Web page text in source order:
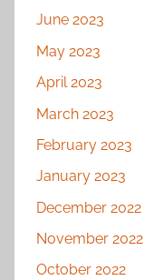
June 2023
May 2023
April 2023
March 2023
February 2023
January 2023
December 2022
November 2022
October 2022